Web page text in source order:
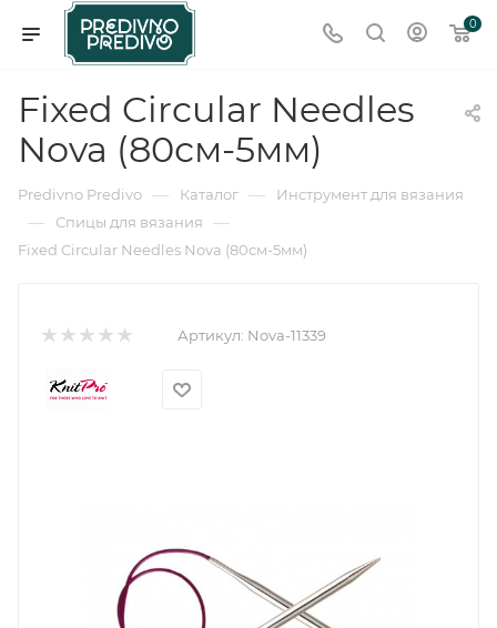
0
Fixed Circular Needles
Nova (80см-5мм)
Predivno Predivo — Каталог — Инструмент для вязания
— Спицы для вязания —
Fixed Circular Needles Nova (80см-5мм)
Артикул: Nova-11339